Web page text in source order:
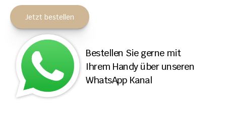
ADRESSEN NIEDERLASSUNGEN
ÖFFNUNGSZEITEN
IMPRESSUM
ÜBER LITHOS
HISTORIE
Jetzt bestellen
Bestellen Sie gerne mit
Ihrem Handy über unseren
WhatsApp Kanal